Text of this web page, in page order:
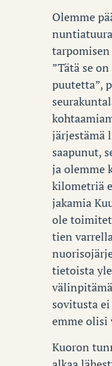
Olemme
”Tätä se
puutetta”,
järjestämä
saapunut,
ja olemme
kilometriä
jakamia
ole
tien
tietoista
sovitusta
emme olisi
Kuoron